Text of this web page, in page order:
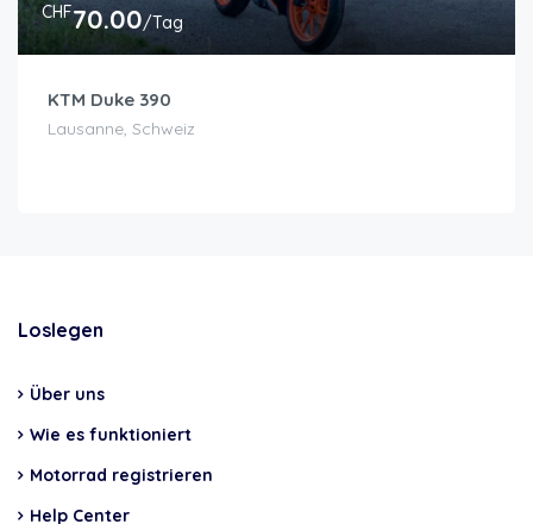
CHF70.00/Tag
KTM Duke 390
Lausanne, Schweiz
Loslegen
Über uns
Wie es funktioniert
Motorrad registrieren
Help Center